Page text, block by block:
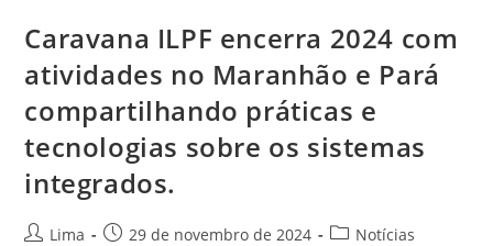
Caravana ILPF encerra 2024 com
atividades no Maranhão e Pará
compartilhando práticas e
tecnologias sobre os sistemas
integrados.
Lima 29 de novembro de 2024 Notícias